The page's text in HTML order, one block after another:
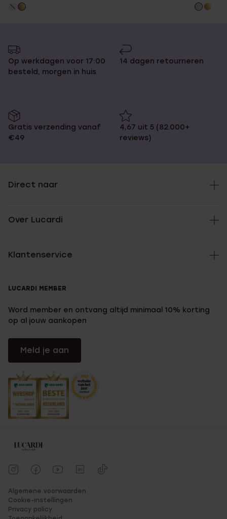
Op werkdagen voor 17:00
besteld, morgen in huis
14 dagen retourneren
Gratis verzending vanaf
€49
4,67 uit 5 (82.000+
reviews)
Direct naar
Over Lucardi
Klantenservice
LUCARDI MEMBER
Word member en ontvang altijd minimaal 10% korting
op al jouw aankopen
Meld je aan
Algemene voorwaarden
Cookie-instellingen
Privacy policy